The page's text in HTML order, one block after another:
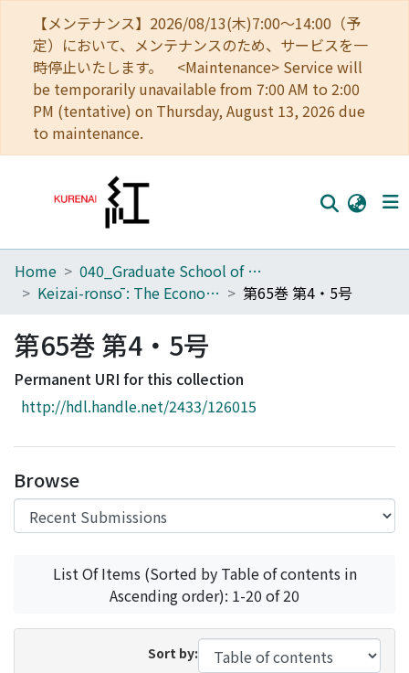
【メンテナンス】2026/08/13(木)7:00～14:00（予
定）において、メンテナンスのため、サービスを一
時停止いたします。 <Maintenance> Service will
be temporarily unavailable from 7:00 AM to 2:00
PM (tentative) on Thursday, August 13, 2026 due
to maintenance.
Home
Browse
Download Ranking
Access Statistics
Home
040_Graduate School of Economics
Keizai-ronsō : The Economic Review
第65巻 第4・5号
第65巻 第4・5号
Permanent URI for this collection
http://hdl.handle.net/2433/126015
Browse
List Of Items (Sorted by Table of contents in
Ascending order): 1-20 of 20
Sort by: